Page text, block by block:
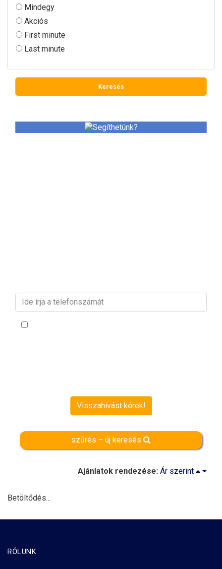
Mindegy
Akciós
First minute
Last minute
Visszahívást kérek!
szűrés – új keresés
Ajánlatok rendezése: Ár szerint
Betöltődés...
RÓLUNK